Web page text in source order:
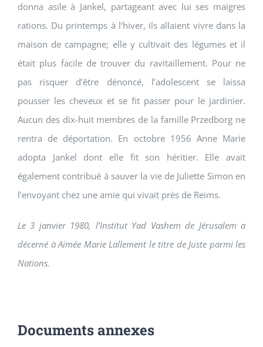
donna asile à Jankel, partageant avec lui ses maigres
rations. Du printemps à l’hiver, ils allaient vivre dans la
maison de campagne; elle y cultivait des légumes et il
était plus facile de trouver du ravitaillement. Pour ne
pas risquer d’être dénoncé, l’adolescent se laissa
pousser les cheveux et se fit passer pour le jardinier.
Aucun des dix-huit membres de la famille Przedborg ne
rentra de déportation. En octobre 1956 Anne Marie
adopta Jankel dont elle fit son héritier. Elle avait
également contribué à sauver la vie de Juliette Simon en
l’envoyant chez une amie qui vivait près de Reims.
Le 3 janvier 1980, l’Institut Yad Vashem de Jérusalem a
décerné à Aimée Marie Lallement le titre de Juste parmi les
Nations.
Documents annexes